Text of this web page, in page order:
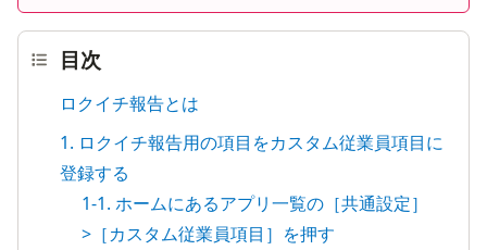
目次
ロクイチ報告とは
1. ロクイチ報告用の項目をカスタム従業員項目に
登録する
1-1. ホームにあるアプリ一覧の［共通設定］
>［カスタム従業員項目］を押す